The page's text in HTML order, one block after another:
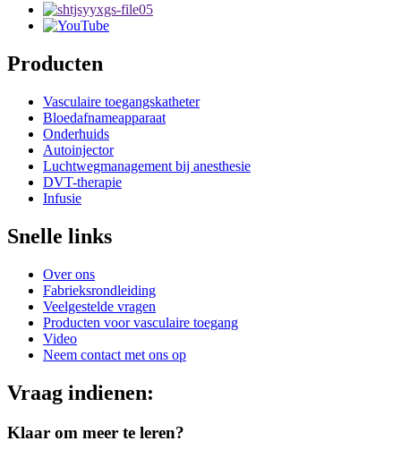
Producten
Vasculaire toegangskatheter
Bloedafnameapparaat
Onderhuids
Autoinjector
Luchtwegmanagement bij anesthesie
DVT-therapie
Infusie
Snelle links
Over ons
Fabrieksrondleiding
Veelgestelde vragen
Producten voor vasculaire toegang
Video
Neem contact met ons op
Vraag indienen:
Klaar om meer te leren?